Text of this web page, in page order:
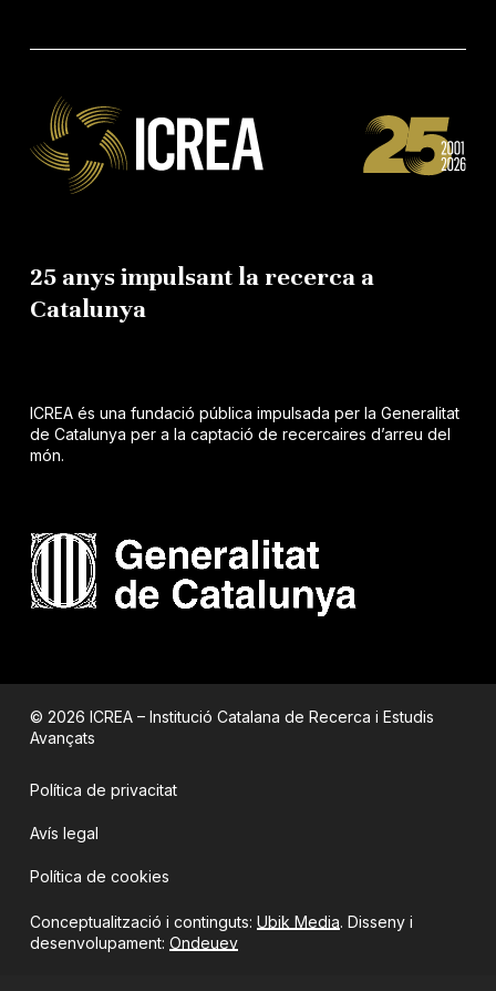
25 anys impulsant la recerca a
Catalunya
ICREA és una fundació pública impulsada per la Generalitat
de Catalunya per a la captació de recercaires d’arreu del
món.
© 2026 ICREA – Institució Catalana de Recerca i Estudis
Avançats
Política de privacitat
Avís legal
Política de cookies
Conceptualització i continguts: Ubik Media. Disseny i
desenvolupament: Ondeuev